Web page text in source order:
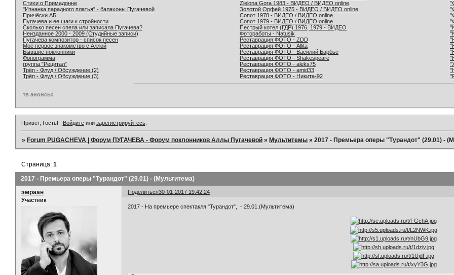
Стихи о Примадонне
"Изнанка парадного платья" - балахоны Пугачевой
Причёски АБ
Пугачева и ее шаги к стройности
Сколько песен спела или записала Пугачева?
Неизданное 2000 - 2009 (Студийные записи)
Пугачева композитор - список песен
Моё первое знакомство с Аллой
Бывшие поклонники
Фонограмма
группа "Рецитал"
Трёп - Флуд / Обсуждение (2)
Трёп - Флуд / Обсуждение (3)
Zielona Gora 1983 - ВИДЕО / ВИДЕО online
Золотой Орфей 1975 - ВИДЕО / ВИДЕО online
Сопот 1978 - ВИДЕО / ВИДЕО online
Сопот 1979 - ВИДЕО / ВИДЕО online
Пестрый котел (ГДР) 1976, 1979 - ВИДЕО
Фотоработы - Natusik
Реставрация ФОТО - ZDD
Реставрация ФОТО - Allita
Реставрация ФОТО - Василий Барбье
Реставрация ФОТО - Shakespeare
Реставрация ФОТО - aleks75
Реставрация ФОТО - amid33
Реставрация ФОТО - Никита-92
тв анонсы:
Привет, Гость! Войдитеили зарегистрируйтесь.
»Forum PUGACHEVA | Форум ПУГАЧЕВА - Форум поклонников Аллы Пугачевой »Мультитемы »2017 - Премьера оперы "Турандот" (29.01) -
2017 - Премьера оперы "Турандот" (29.01) - (Мультитема)
Страница:1
Поделиться30-01-2017 19:42:24
эмраан
Участник
2017 - На премьере спектакля "Турандот", - 29.01.(Мультитема)